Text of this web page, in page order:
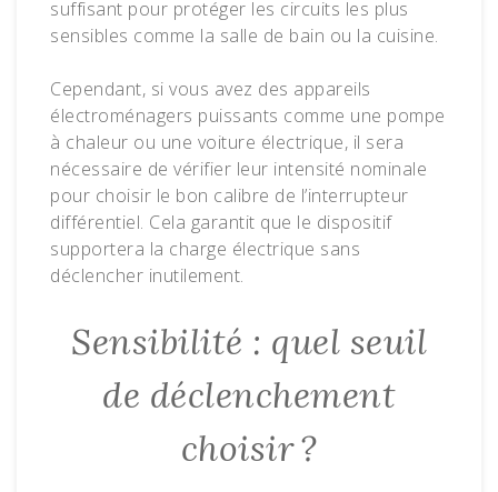
suffisant pour protéger les circuits les plus
sensibles comme la salle de bain ou la cuisine.
Cependant, si vous avez des appareils
électroménagers puissants comme une pompe
à chaleur ou une voiture électrique, il sera
nécessaire de vérifier leur intensité nominale
pour choisir le bon calibre de l’interrupteur
différentiel. Cela garantit que le dispositif
supportera la charge électrique sans
déclencher inutilement.
Sensibilité : quel seuil
de déclenchement
choisir ?